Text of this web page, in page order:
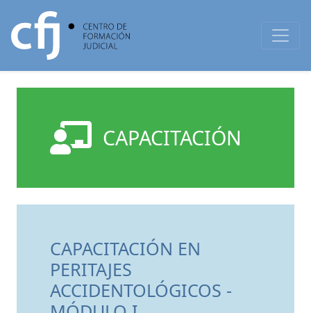
CAPACITACIÓN
CAPACITACIÓN EN
PERITAJES
ACCIDENTOLÓGICOS -